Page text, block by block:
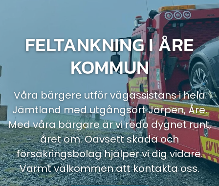
FELTANKNING I ÅRE
KOMMUN
Våra bärgere utför vägassistans i hela
Jämtland med utgångsort Järpen, Åre.
Med våra bärgare är vi redo dygnet runt,
året om. Oavsett skada och
försäkringsbolag hjälper vi dig vidare.
Varmt välkommen att kontakta oss.